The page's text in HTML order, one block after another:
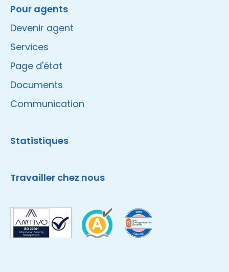
Pour agents
Devenir agent
Services
Page d'état
Documents
Communication
Statistiques
Travailler chez nous